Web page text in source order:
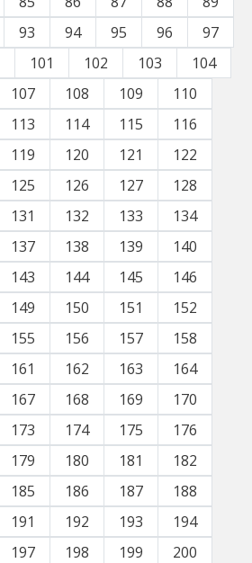
93 94 95 96
97
101 102 103
104
107 108 109
110
113 114 115
116
119 120 121
122
125 126 127
128
131 132 133
134
137 138 139
140
143 144 145
146
149 150 151
152
155 156 157
158
161 162 163
164
167 168 169
170
173 174 175
176
179 180 181
182
185 186 187
188
191 192 193
194
197 198 199
200